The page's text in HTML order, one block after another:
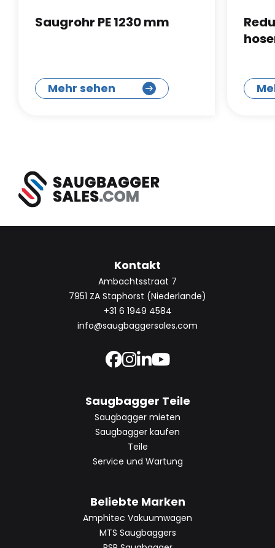
Saugrohr PE 1230 mm
Mehr sehen
Kontakt
Ambachtsstraat 7
7951 ZA Staphorst (Niederlande)
+31 6 1949 4584
info@saugbaggersales.com
Saugbagger Teile
Saugbagger mieten
Saugbagger kaufen
Teile
Service und Wartung
Beliebte Marken
Amphitec Vakuumwagen
MTS Saugbaggers